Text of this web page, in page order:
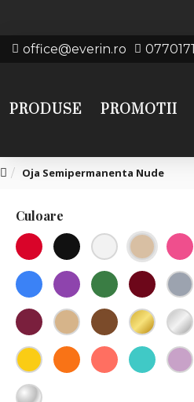
office@everin.ro
PRODUSE PROMOTII
Oja Semipermanenta Nude
Culoare